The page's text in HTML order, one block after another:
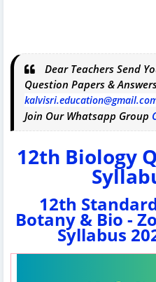
Dear Teachers Send
Question Papers &
Join Our Whatsapp Group
12th Biology
12th
Botany & Bio -
Syllabus